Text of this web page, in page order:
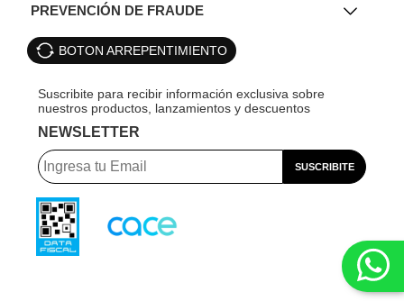
PREVENCIÓN DE FRAUDE
BOTON ARREPENTIMIENTO
NEWSLETTER